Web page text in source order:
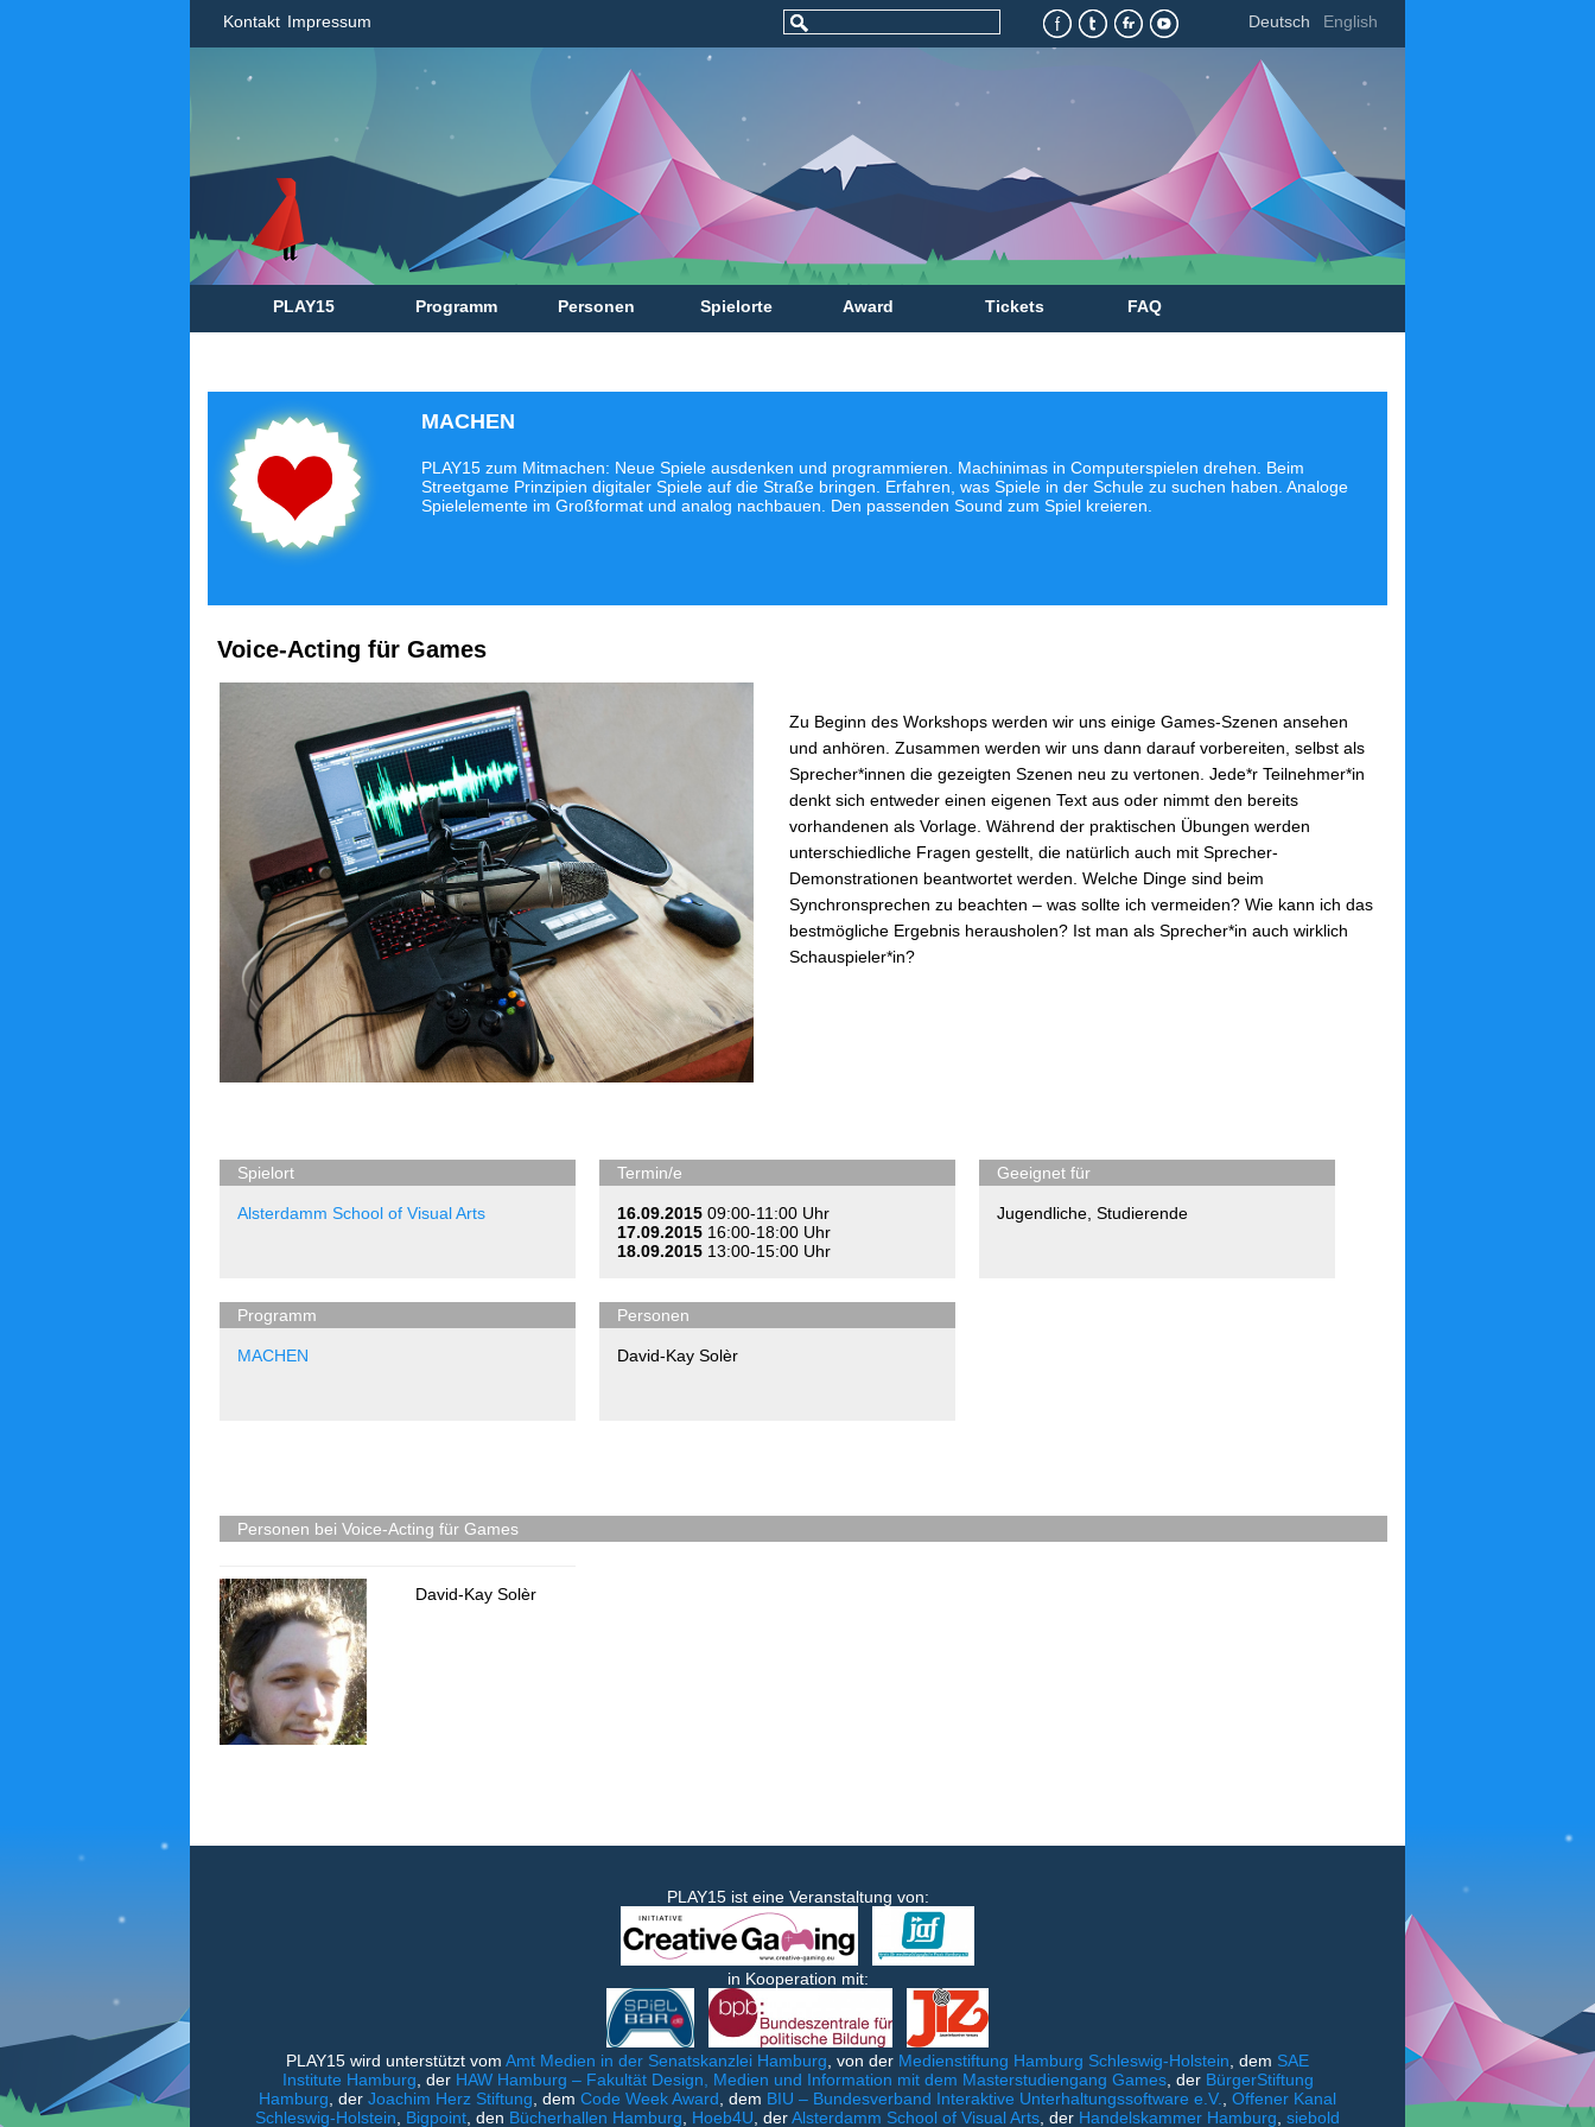
Deutsch English
Kontakt Impressum
PLAY15 Programm Personen Spielorte Award Tickets FAQ
MACHEN
PLAY15 zum Mitmachen: Neue Spiele ausdenken und programmieren. Machinimas in Computerspielen drehen. Beim
Streetgame Prinzipien digitaler Spiele auf die Straße bringen. Erfahren, was Spiele in der Schule zu suchen haben. Analoge
Spielelemente im Großformat und analog nachbauen. Den passenden Sound zum Spiel kreieren.
Voice-Acting für Games
Zu Beginn des Workshops werden wir uns einige Games-Szenen ansehen
und anhören. Zusammen werden wir uns dann darauf vorbereiten, selbst als
Sprecher*innen die gezeigten Szenen neu zu vertonen. Jede*r Teilnehmer*in
denkt sich entweder einen eigenen Text aus oder nimmt den bereits
vorhandenen als Vorlage. Während der praktischen Übungen werden
unterschiedliche Fragen gestellt, die natürlich auch mit Sprecher-
Demonstrationen beantwortet werden. Welche Dinge sind beim
Synchronsprechen zu beachten – was sollte ich vermeiden? Wie kann ich das
bestmögliche Ergebnis herausholen? Ist man als Sprecher*in auch wirklich
Schauspieler*in?
Spielort
Alsterdamm School of Visual Arts
Termin/e
16.09.2015 09:00-11:00 Uhr
17.09.2015 16:00-18:00 Uhr
18.09.2015 13:00-15:00 Uhr
Geeignet für
Jugendliche Studierende
Programm
MACHEN
Personen
David-Kay Solèr
Personen bei Voice-Acting für Games
David-Kay Solèr
PLAY15 ist eine Veranstaltung von:
in Kooperation mit:
PLAY15 wird unterstützt vom Amt Medien in der Senatskanzlei Hamburg , von der Medienstiftung Hamburg Schleswig-Holstein , dem SAE
Institute Hamburg , der HAW Hamburg – Fakultät Design, Medien und Information mit dem Masterstudiengang Games, der BürgerStiftung
Hamburg , der Joachim Herz Stiftung , dem Code Week Award , dem BIU – Bundesverband Interaktive Unterhaltungssoftware e.V.
Offener Kanal
Schleswig-Holstein
Bigpoint , den Bücherhallen Hamburg Hoeb4U , derAlsterdamm School of Visual Arts , der Handelskammer Hamburg siebold